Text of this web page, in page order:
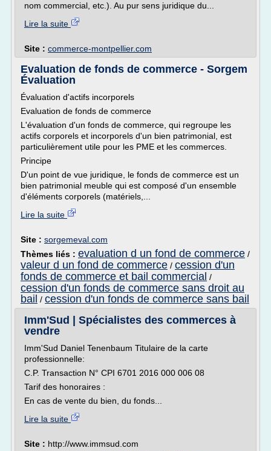
nom commercial, etc.). Au pur sens juridique du...
Lire la suite
Site : commerce-montpellier.com
Evaluation de fonds de commerce - Sorgem
Évaluation
Évaluation d'actifs incorporels
Evaluation de fonds de commerce
L'évaluation d'un fonds de commerce, qui regroupe les
actifs corporels et incorporels d'un bien patrimonial, est
particulièrement utile pour les PME et les commerces.
Principe
D'un point de vue juridique, le fonds de commerce est un
bien patrimonial meuble qui est composé d'un ensemble
d'éléments corporels (matériels,...
Lire la suite
Site : sorgemeval.com
Thèmes liés : evaluation d un fond de commerce /
valeur d un fond de commerce / cession d'un
fonds de commerce et bail commercial /
cession d'un fonds de commerce sans droit au
bail / cession d'un fonds de commerce sans bail
Imm'Sud | Spécialistes des commerces à
vendre
Imm'Sud Daniel Tenenbaum Titulaire de la carte
professionnelle:
C.P. Transaction N° CPI 6701 2016 000 006 08
Tarif des honoraires :
En cas de vente du bien, du fonds...
Lire la suite
Site : http://www.immsud.com